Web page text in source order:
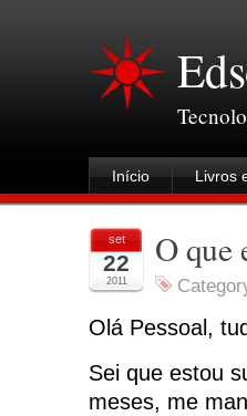
Início Livros
set
22
2011
O que
Olá Pessoal,
Sei que estou
meses, me